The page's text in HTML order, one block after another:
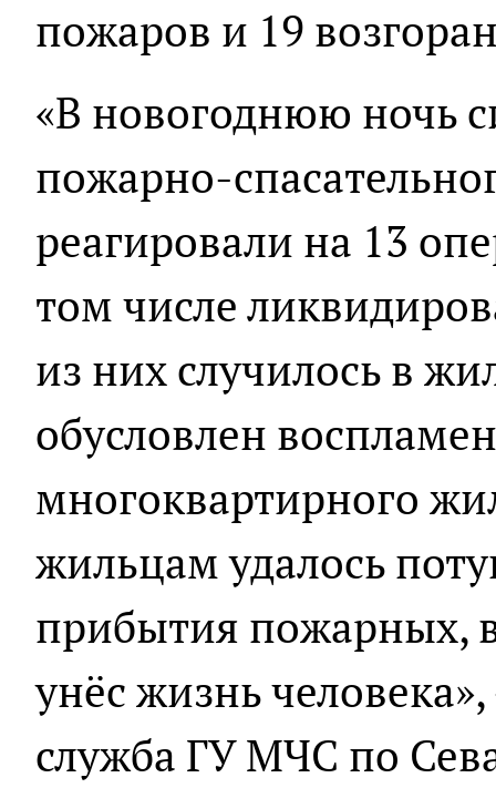
пожаров и 19
«В новогоднюю ночь
пожарно-
реагировали на 13
том числе
из них случилось в
обусловлен
многоквартирного
жильцам удалось
прибытия пожарных,
унёс жизнь
служба ГУ МЧС по